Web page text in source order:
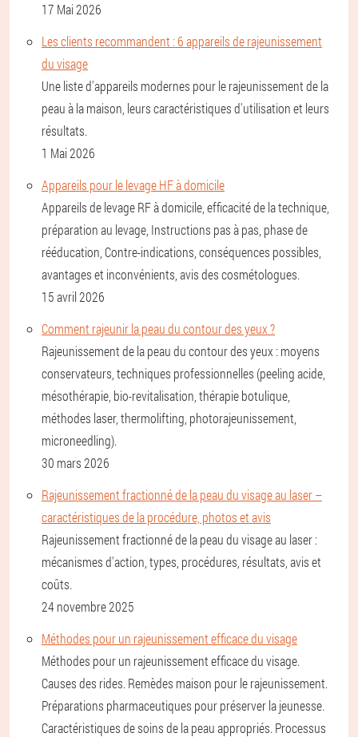
17 Mai 2026
Les clients recommandent : 6 appareils de rajeunissement
du visage
Une liste d'appareils modernes pour le rajeunissement de la
peau à la maison, leurs caractéristiques d'utilisation et leurs
résultats.
1 Mai 2026
Appareils pour le levage HF à domicile
Appareils de levage RF à domicile, efficacité de la technique,
préparation au levage, Instructions pas à pas, phase de
rééducation, Contre-indications, conséquences possibles,
avantages et inconvénients, avis des cosmétologues.
15 avril 2026
Comment rajeunir la peau du contour des yeux ?
Rajeunissement de la peau du contour des yeux : moyens
conservateurs, techniques professionnelles (peeling acide,
mésothérapie, bio-revitalisation, thérapie botulique,
méthodes laser, thermolifting, photorajeunissement,
microneedling).
30 mars 2026
Rajeunissement fractionné de la peau du visage au laser –
caractéristiques de la procédure, photos et avis
Rajeunissement fractionné de la peau du visage au laser :
mécanismes d'action, types, procédures, résultats, avis et
coûts.
24 novembre 2025
Méthodes pour un rajeunissement efficace du visage
Méthodes pour un rajeunissement efficace du visage.
Causes des rides. Remèdes maison pour le rajeunissement.
Préparations pharmaceutiques pour préserver la jeunesse.
Caractéristiques de soins de la peau appropriés. Processus